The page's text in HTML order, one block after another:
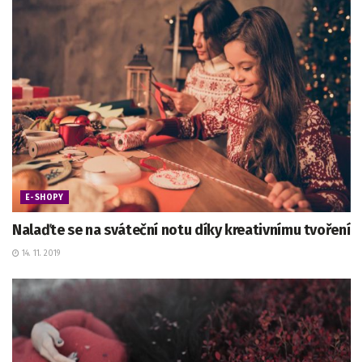
E-SHOPY
Nalaďte se na sváteční notu díky kreativnímu tvoření
14. 11. 2019